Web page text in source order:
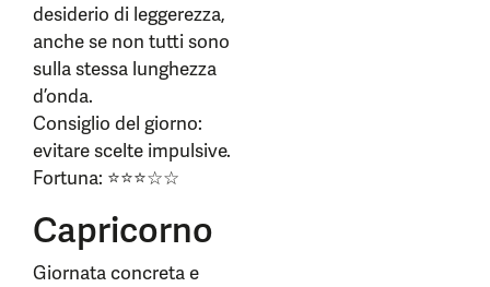
desiderio di leggerezza,
anche se non tutti sono
sulla stessa lunghezza
d’onda.
Consiglio del giorno:
evitare scelte impulsive.
Fortuna: ⭐⭐⭐☆☆
Capricorno
Giornata concreta e